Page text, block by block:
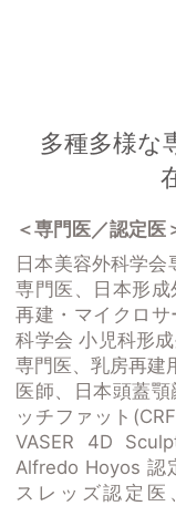
多種多様な
＜専門医／認定医
日本美容外科学
専門医、日本形
再建・マイクロ
科学会 小児科形
専門医、乳房再建
医師、日本頭蓋
ッチファット
VASER 4D
Alfredo Hoyos 認
スレッズ認定医